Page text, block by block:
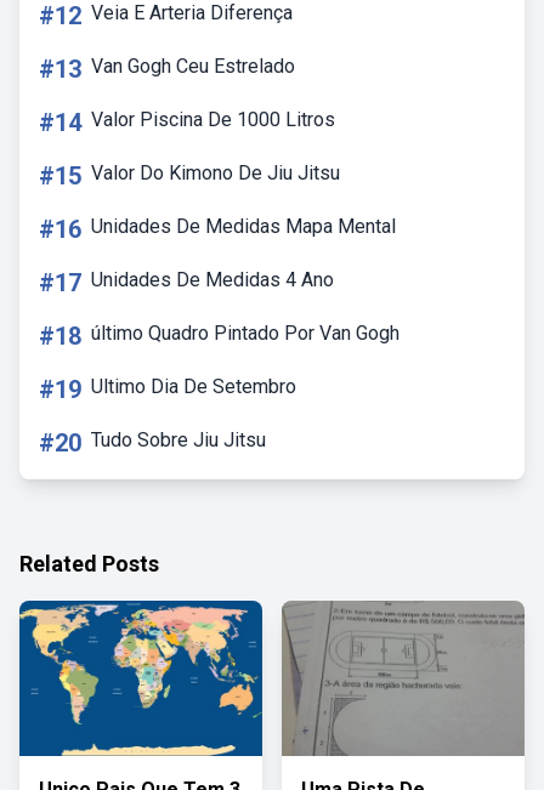
#12 Veia E Arteria Diferença
#13 Van Gogh Ceu Estrelado
#14 Valor Piscina De 1000 Litros
#15 Valor Do Kimono De Jiu Jitsu
#16 Unidades De Medidas Mapa Mental
#17 Unidades De Medidas 4 Ano
#18 último Quadro Pintado Por Van Gogh
#19 Ultimo Dia De Setembro
#20 Tudo Sobre Jiu Jitsu
Related Posts